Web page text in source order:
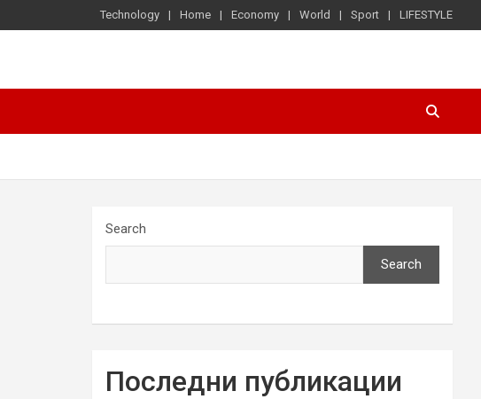
Technology Home Economy World Sport LIFESTYLE
Search
Search
Последни публикации